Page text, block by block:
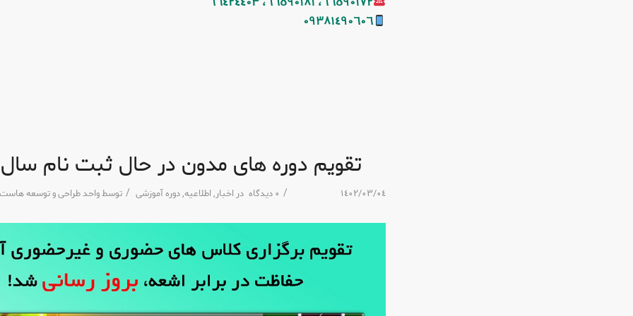
٠٩٣٨١٤٩٠٦٠٦
تقویم دوره های مدون در حال ثبت نام سال
١٤٠٢/٠٣/٠٤ / ٠ دیدگاه دراخبار,اطلاعیه,دوره آموزشی / توسطواحد طراحی و توسعه هاست